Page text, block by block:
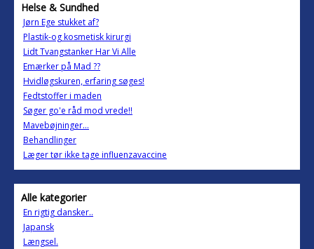
Helse & Sundhed
Jørn Ege stukket af?
Plastik-og kosmetisk kirurgi
Lidt Tvangstanker Har Vi Alle
Emærker på Mad ??
Hvidløgskuren, erfaring søges!
Fedtstoffer i maden
Søger go'e råd mod vrede!!
Mavebøjninger...
Behandlinger
Læger tør ikke tage influenzavaccine
Alle kategorier
En rigtig dansker..
Japansk
Længsel.